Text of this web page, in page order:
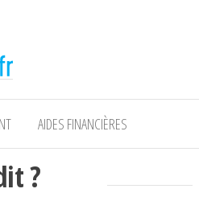
AIDES FINANCIÈRES
?